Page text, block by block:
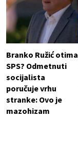
Branko Ružić otima
SPS? Odmetnuti
socijalista
poručuje vrhu
stranke: Ovo je
mazohizam